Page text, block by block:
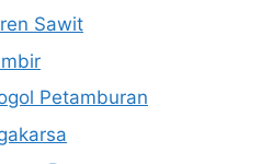
Sawit
Petamburan